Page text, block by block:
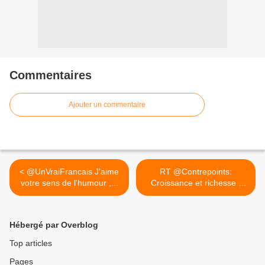
Commentaires
Ajouter un commentaire
< @UnVraiFrancais J'aime
votre sens de l'humour ,...
RT @Contrepoints:
Croissance et richesse :
le... >
Hébergé par Overblog
Top articles
Pages